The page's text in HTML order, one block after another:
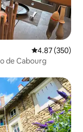
Calificación
4.87 (350)
de Cabourg